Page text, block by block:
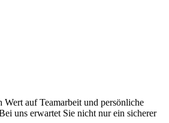
auf Teamarbeit und persönliche
uns erwartet Sie nicht nur ein sicherer